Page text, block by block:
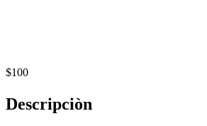
$100
Descripciòn